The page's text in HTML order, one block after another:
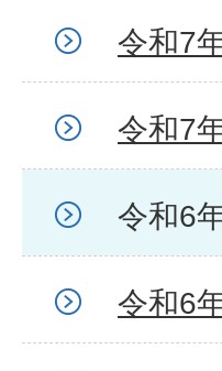
令和7
令和7
令和6
令和6